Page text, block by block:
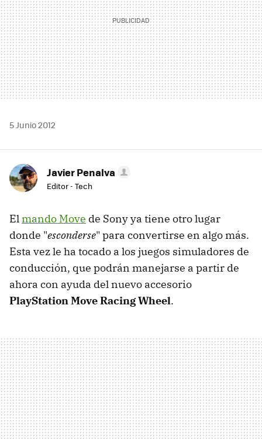
5 Junio 2012
Javier Penalva
Editor - Tech
Elmando Move de Sony ya tiene otro lugar
donde "esconderse" para convertirse en algo más.
Esta vez le ha tocado a los juegos simuladores de
conducción, que podrán manejarse a partir de
ahora con ayuda del nuevo accesorio
PlayStation Move Racing Wheel.